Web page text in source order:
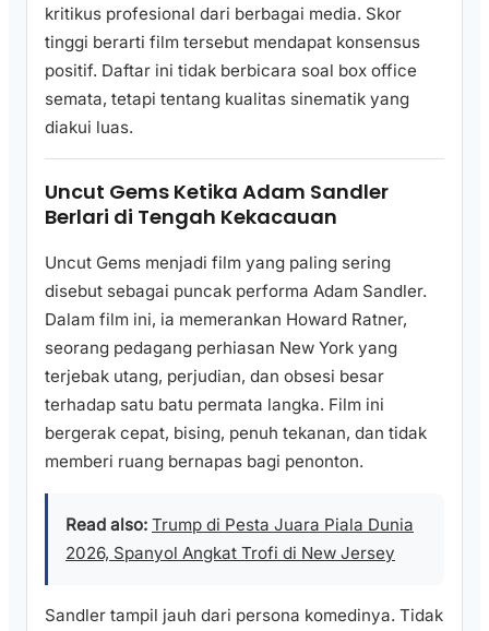
kritikus profesional dari berbagai media. Skor
tinggi berarti film tersebut mendapat konsensus
positif. Daftar ini tidak berbicara soal box office
semata, tetapi tentang kualitas sinematik yang
diakui luas.
Uncut Gems Ketika Adam Sandler
Berlari di Tengah Kekacauan
Uncut Gems menjadi film yang paling sering
disebut sebagai puncak performa Adam Sandler.
Dalam film ini, ia memerankan Howard Ratner,
seorang pedagang perhiasan New York yang
terjebak utang, perjudian, dan obsesi besar
terhadap satu batu permata langka. Film ini
bergerak cepat, bising, penuh tekanan, dan tidak
memberi ruang bernapas bagi penonton.
Read also: Trump di Pesta Juara Piala Dunia
2026, Spanyol Angkat Trofi di New Jersey
Sandler tampil jauh dari persona komedinya. Tidak